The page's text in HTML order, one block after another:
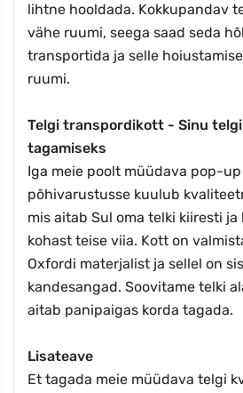
lihtne hooldada. Kokkupandav
vähe ruumi, seega saad seda
transportida ja selle
ruumi.
Telgi transpordikott - Sinu
tagamiseks
Iga meie poolt müüdava pop-
põhivarustusse kuulub
mis aitab Sul oma telki kiiresti
kohast teise viia. Kott on
Oxfordi materjalist ja sellel on
kandesangad. Soovitame telki
aitab panipaigas korda tagada.
Lisateave
Et tagada meie müüdava telgi